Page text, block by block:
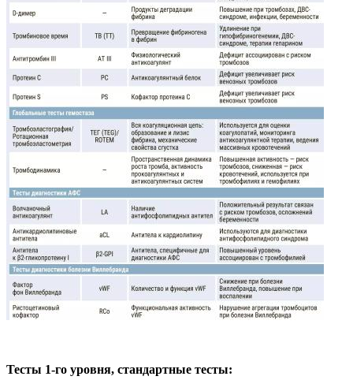
Тесты 1-го уровня, стандартные тесты: